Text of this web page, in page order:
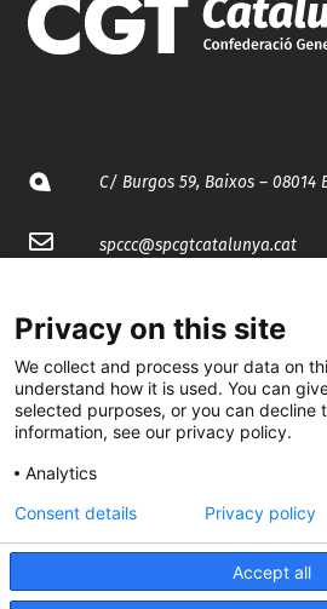
C/ Burgos 59, Baixos – 08014
spccc@spcgtcatalunya.cat
@CGTCatalunya
cgtcatalunya
CGTCatalunya
cgtcatalunya
Privacy on this site
We collect and process your data on
understand how it is used. You can
selected purposes, or you can decline
information, see our privacy policy.
Analytics
Accept all
Consent details Privacy policy